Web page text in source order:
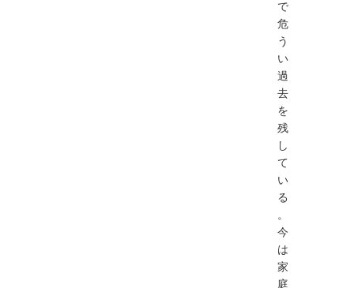
で
危
う
い
過
去
を
残
し
て
い
る
。
今
は
家
庭